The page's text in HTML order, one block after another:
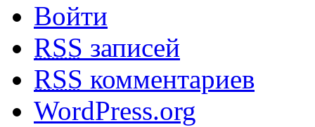
Войти
RSS записей
RSS комментариев
WordPress.org